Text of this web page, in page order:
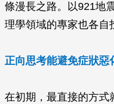
條漫長之路。以921地
理學領域的專家也各自
正向思考能避免症狀惡
在初期，最直接的方式